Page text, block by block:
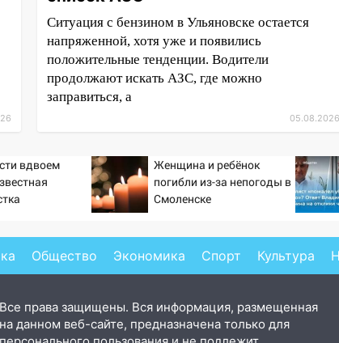
Ситуация с бензином в Ульяновске остается
напряженной, хотя уже и появились
положительные тенденции. Водители
продолжают искать АЗС, где можно
заправиться, а
05.08.2026
вдвоем
Женщина и ребёнок
погибли из-за непогоды в
Смоленске
Общество Экономика Спорт Культура
Все права защищены. Вся информация, размещенная
на данном веб-сайте, предназначена только для